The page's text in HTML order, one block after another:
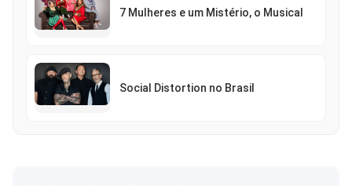
7 Mulheres e um Mistério, o Musical
Social Distortion no Brasil